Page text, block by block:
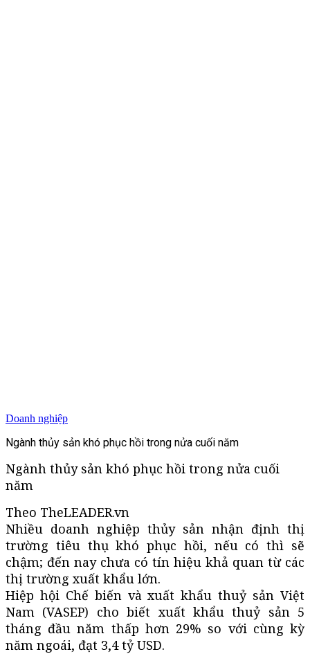
Doanh nghiệp
Ngành thủy sản khó phục hồi trong nửa cuối năm
Ngành thủy sản khó phục hồi trong nửa cuối
năm
Theo TheLEADER.vn
Nhiều doanh nghiệp thủy sản nhận định thị
trường tiêu thụ khó phục hồi, nếu có thì sẽ
chậm; đến nay chưa có tín hiệu khả quan từ các
thị trường xuất khẩu lớn.
Hiệp hội Chế biến và xuất khẩu thuỷ sản Việt
Nam (VASEP) cho biết xuất khẩu thuỷ sản 5
tháng đầu năm thấp hơn 29% so với cùng kỳ
năm ngoái, đạt 3,4 tỷ USD.